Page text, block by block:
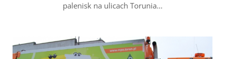
palenisk na ulicach Torunia…